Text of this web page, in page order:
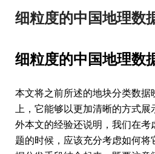
细粒度的中国地理数
细粒度的中国地理数
本文将之前所述的地块分类数
上，它能够以更加清晰的方式展
外本文的经验还说明，我们在考
题的时候，应该充分考虑如何将